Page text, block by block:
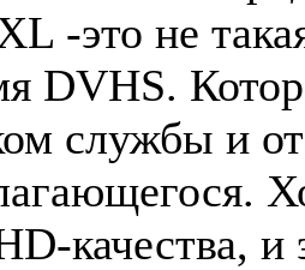
-это не
DVHS.
службы и
качества, и